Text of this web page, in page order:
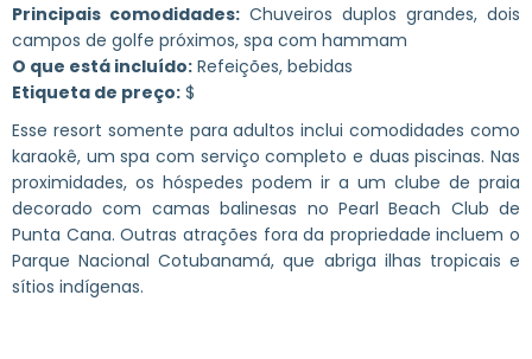
Principais comodidades: Chuveiros duplos grandes, dois
campos de golfe próximos, spa com hammam
O que está incluído: Refeições, bebidas
Etiqueta de preço: $
Esse resort somente para adultos inclui comodidades como
karaokê, um spa com serviço completo e duas piscinas. Nas
proximidades, os hóspedes podem ir a um clube de praia
decorado com camas balinesas no Pearl Beach Club de
Punta Cana. Outras atrações fora da propriedade incluem o
Parque Nacional Cotubanamá, que abriga ilhas tropicais e
sítios indígenas.